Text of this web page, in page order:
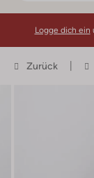
Logge dich ein
Zurück